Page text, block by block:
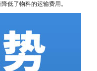
低了物料的运输费用。